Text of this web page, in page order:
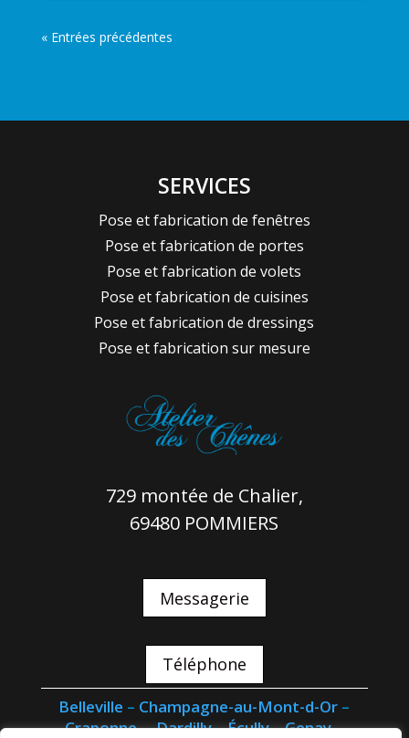
« Entrées précédentes
SERVICES
Pose et fabrication de fenêtres
Pose et fabrication de portes
Pose et fabrication de volets
Pose et fabrication de cuisines
Pose et fabrication de dressings
Pose et fabrication sur mesure
729 montée de Chalier,
69480 POMMIERS
Messagerie
Téléphone
Belleville – Champagne-au-Mont-d-Or –
Craponne–Dardilly–Écully–Genay–